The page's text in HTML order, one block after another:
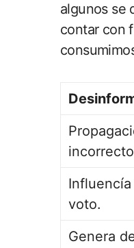
algunos se
contar con
voto.
Genera